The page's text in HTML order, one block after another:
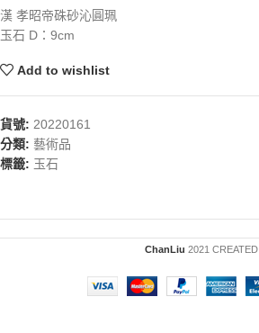
漢 孝昭帝硃砂沁圓珮
玉石 D：9cm
Add to wishlist
貨號: 20220161
分類: 藝術品
標籤: 玉石
ChanLiu 2021 CREATED